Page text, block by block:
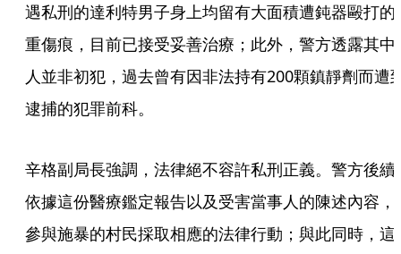
遇私刑的達利特男子身上均留有大面積遭鈍器毆打的
重傷痕，目前已接受妥善治療；此外，警方透露其中
人並非初犯，過去曾有因非法持有200顆鎮靜劑而遭
逮捕的犯罪前科。
辛格副局長強調，法律絕不容許私刑正義。警方後續
依據這份醫療鑑定報告以及受害當事人的陳述內容，
參與施暴的村民採取相應的法律行動；與此同時，這